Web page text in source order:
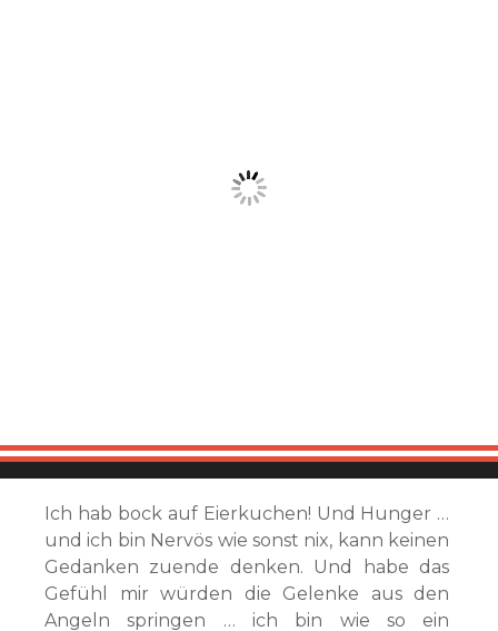
Ich hab bock auf Eierkuchen! Und Hunger …
und ich bin Nervös wie sonst nix, kann keinen
Gedanken zuende denken. Und habe das
Gefühl mir würden die Gelenke aus den
Angeln springen … ich bin wie so ein